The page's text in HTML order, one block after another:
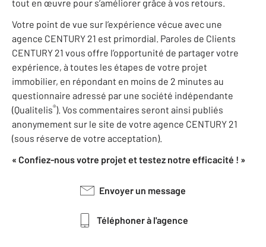
tout en œuvre pour s’améliorer grâce à vos retours.
Votre point de vue sur l’expérience vécue avec une
agence CENTURY 21 est primordial. Paroles de Clients
CENTURY 21 vous offre l’opportunité de partager votre
expérience, à toutes les étapes de votre projet
immobilier, en répondant en moins de 2 minutes au
questionnaire adressé par une société indépendante
(Qualitelis®). Vos commentaires seront ainsi publiés
anonymement sur le site de votre agence CENTURY 21
(sous réserve de votre acceptation).
« Confiez-nous votre projet et testez notre efficacité ! »
Envoyer un message
Téléphoner à l'agence